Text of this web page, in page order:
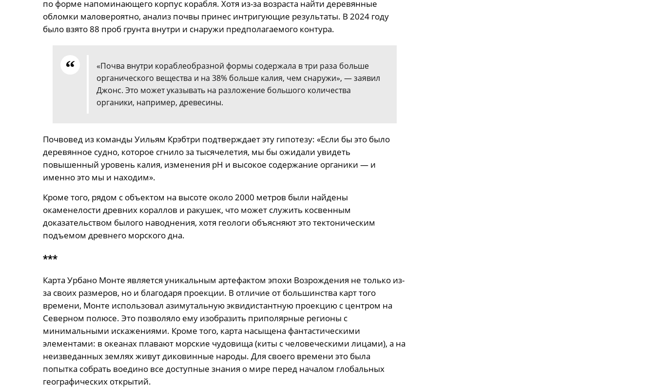
по форме напоминающего корпус корабля. Хотя из-за возраста найти деревянные
обломки маловероятно, анализ почвы принес интригующие результаты. В 2024 году
было взято 88 проб грунта внутри и снаружи предполагаемого контура.
«Почва внутри кораблеобразной формы содержала в три раза больше
органического вещества и на 38% больше калия, чем снаружи», — заявил
Джонс. Это может указывать на разложение большого количества
органики, например, древесины.
Почвовед из команды Уильям Крэбтри подтверждает эту гипотезу: «Если бы это было
деревянное судно, которое сгнило за тысячелетия, мы бы ожидали увидеть
повышенный уровень калия, изменения pH и высокое содержание органики — и
именно это мы и находим».
Кроме того, рядом с объектом на высоте около 2000 метров были найдены
окаменелости древних кораллов и ракушек, что может служить косвенным
доказательством былого наводнения, хотя геологи объясняют это тектоническим
подъемом древнего морского дна.
***
Карта Урбано Монте является уникальным артефактом эпохи Возрождения не только из-
за своих размеров, но и благодаря проекции. В отличие от большинства карт того
времени, Монте использовал азимутальную эквидистантную проекцию с центром на
Северном полюсе. Это позволяло ему изобразить приполярные регионы с
минимальными искажениями. Кроме того, карта насыщена фантастическими
элементами: в океанах плавают морские чудовища (киты с человеческими лицами), а на
неизведанных землях живут диковинные народы. Для своего времени это была
попытка собрать воедино все доступные знания о мире перед началом глобальных
географических открытий.